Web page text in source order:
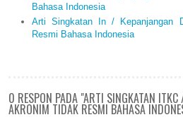
Bahasa Indonesia
Arti Singkatan In / Kepanjangan
Resmi Bahasa Indonesia
0 RESPON PADA "ARTI SINGKATAN
AKRONIM TIDAK RESMI BAHASA